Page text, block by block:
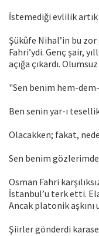
İstemediği evlilik
Şükûfe Nihal’in bu
Fahri’ydi. Genç şair,
açığa çıkardı.
"Sen benim hem-
Ben senin yar-ı
Olacakken; fakat,
Sen benim gözlerimde
Osman Fahri
İstanbul’u terk etti.
Ancak platonik aşkını
Şiirler gönderdi